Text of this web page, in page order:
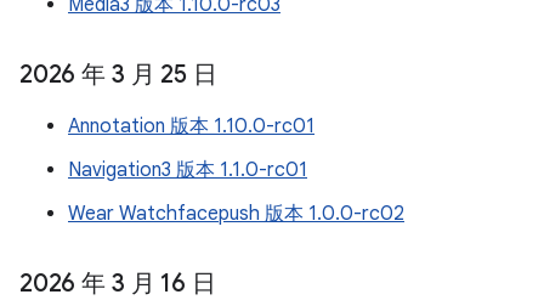
Media3 版本 1.10.0-rc03
2026 年 3 月 25 日
Annotation 版本 1.10.0-rc01
Navigation3 版本 1.1.0-rc01
Wear Watchfacepush 版本 1.0.0-rc02
2026 年 3 月 16 日